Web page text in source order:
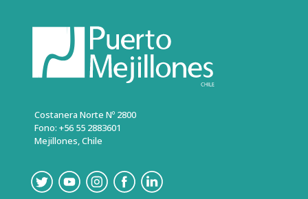
Costanera Norte Nº 2800
Fono: +56 55 2883601
Mejillones, Chile